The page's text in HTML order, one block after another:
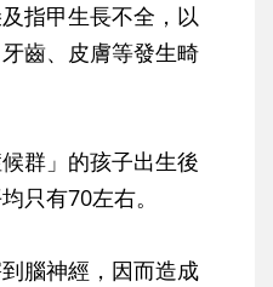
指甲生長不全，以
齒、皮膚等發生畸
群」的孩子出生後
只有70左右。
腦神經，因而造成